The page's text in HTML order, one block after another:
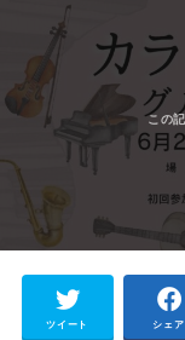
ツイート シェア